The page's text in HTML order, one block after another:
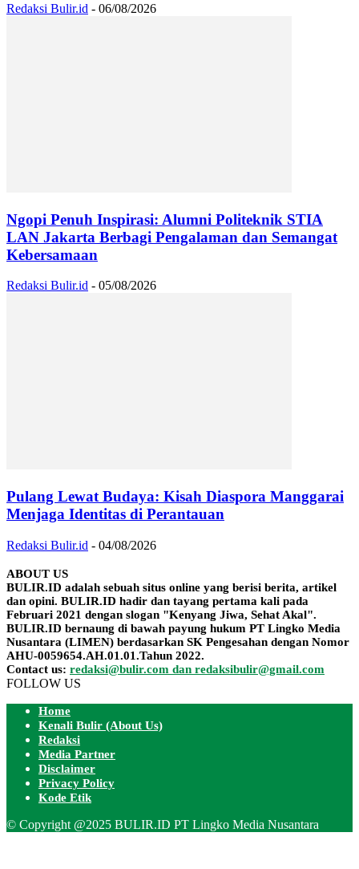
Redaksi Bulir.id - 06/08/2026
Ngopi Penuh Inspirasi: Alumni Politeknik STIA
LAN Jakarta Berbagi Pengalaman dan Semangat
Kebersamaan
Redaksi Bulir.id - 05/08/2026
Pulang Lewat Budaya: Kisah Diaspora Manggarai
Menjaga Identitas di Perantauan
Redaksi Bulir.id - 04/08/2026
ABOUT US
BULIR.ID adalah sebuah situs online yang berisi berita, artikel
dan opini. BULIR.ID hadir dan tayang pertama kali pada
Februari 2021 dengan slogan "Kenyang Jiwa, Sehat Akal".
BULIR.ID bernaung di bawah payung hukum PT Lingko Media
Nusantara (LIMEN) berdasarkan SK Pengesahan dengan Nomor
AHU-0059654.AH.01.01.Tahun 2022.
Contact us: redaksi@bulir.com dan redaksibulir@gmail.com
FOLLOW US
Home
Kenali Bulir (About Us)
Redaksi
Media Partner
Disclaimer
Privacy Policy
Kode Etik
© Copyright @2025 BULIR.ID PT Lingko Media Nusantara